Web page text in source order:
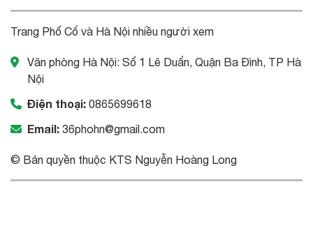
Trang Phố Cổ và Hà Nội nhiều người xem
Văn phòng Hà Nội: Số 1 Lê Duẩn, Quận Ba Đình, TP Hà
Nội
Điện thoại: 0865699618
Email: 36phohn@gmail.com
© Bản quyền thuộc KTS Nguyễn Hoàng Long